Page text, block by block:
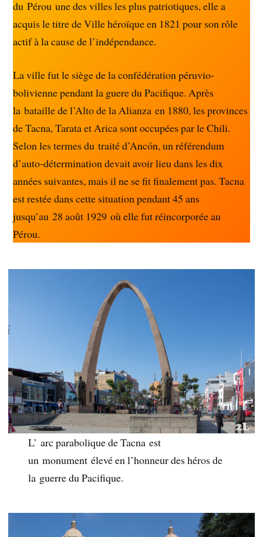
du Pérou une des villes les plus patriotiques, elle a
acquis le titre de Ville héroïque en 1821 pour son rôle
actif à la cause de l’indépendance.
La ville fut le siège de la confédération péruvio-
bolivienne pendant la guere du Pacifique. Après
la bataille de l’Alto de la Alianza en 1880, les provinces
de Tacna, Tarata et Arica sont occupées par le Chili.
Selon les termes du traité d’Ancón, un référendum
d’auto-détermination devait avoir lieu dans les dix
années suivantes, mais il ne se fit finalement pas. Tacna
est restée dans cette situation pendant 45 ans
jusqu’au 28 août 1929 où elle fut réincorporée au
Pérou.
L’ arc parabolique de Tacna est
un monument élevé en l’honneur des héros de
la guerre du Pacifique.